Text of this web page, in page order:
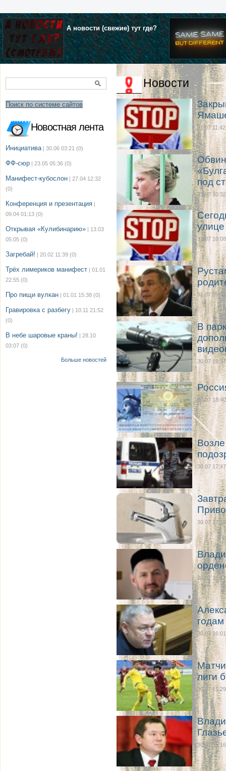
А новости (свежие) тут где?
Поиск по системе сайтов
Новостная лента
Инициатива | 30.06 03:21 (0)
ФФ-сюр | 23.05 05:36 (0)
Манифест-кубослон | 27.04 12:32
(0)
Конференция и презентация |
09.04 01:13 (0)
Открывая «Кулибинарию» | 13.03
05:05 (0)
Загребай! | 20.02 11:39 (0)
Трёх лимериков манифест | 01.01
22:55 (0)
Про пищи вулкан | 01.01 15:38 (0)
Гравировка с разбегу | 10.11 21:52
(0)
В небе шаровые краны! | 28.10
03:07 (0)
Больше новостей
Новости
31.07 11:42
под
31.07 10:32
31.07 10:08
31.07 09:48
В
30.07 19:37
30.07 18:40
30.07 17:47
30.07 17:10
30.07 16:17
30.07 16:01
лиги
30.07 15:29
30.07 15:16